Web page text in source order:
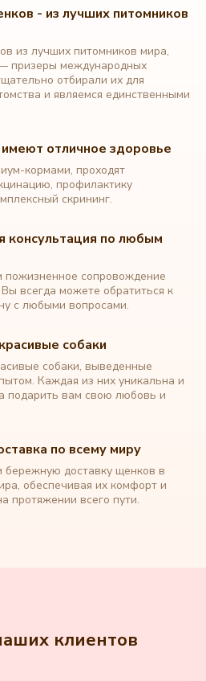
- из лучших питомников
из лучших питомников мира,
призеры международных
отбирали их для
и являемся единственными
отличное здоровье
кормами, проходят
профилактику
скрининг.
консультация по любым
сопровождение
всегда можете обратиться к
с любыми вопросами.
собаки
собаки, выведенные
Каждая из них уникальна и
подарить вам свою любовь и
по всему миру
бережную доставку щенков в
обеспечивая их комфорт и
протяжении всего пути.
клиентов